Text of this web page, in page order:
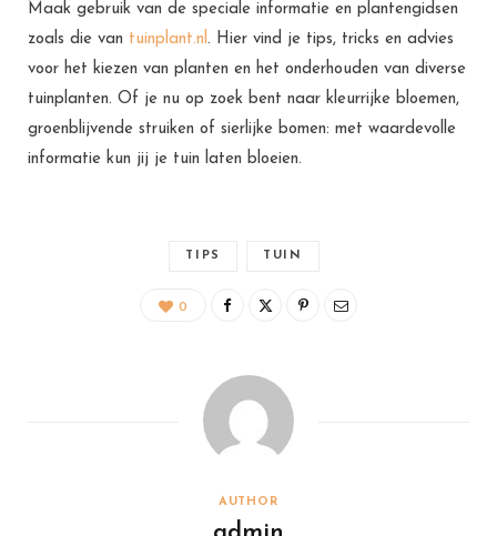
Maak gebruik van de speciale informatie en plantengidsen
zoals die van tuinplant.nl. Hier vind je tips, tricks en advies
voor het kiezen van planten en het onderhouden van diverse
tuinplanten. Of je nu op zoek bent naar kleurrijke bloemen,
groenblijvende struiken of sierlijke bomen: met waardevolle
informatie kun jij je tuin laten bloeien.
TIPS TUIN
0
AUTHOR